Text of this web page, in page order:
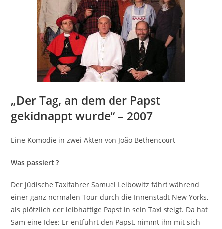
„Der Tag, an dem der Papst
gekidnappt wurde“ – 2007
Eine Komödie in zwei Akten von João Bethencourt
Was passiert ?
Der jüdische Taxifahrer Samuel Leibowitz fährt während
einer ganz normalen Tour durch die Innenstadt New Yorks,
als plötzlich der leibhaftige Papst in sein Taxi steigt. Da hat
Sam eine Idee: Er entführt den Papst, nimmt ihn mit sich